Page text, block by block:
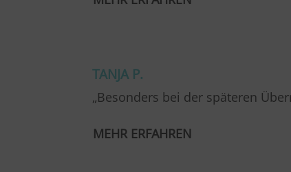
TANJA P.
„Besonders bei der späteren
MEHR ERFAHREN